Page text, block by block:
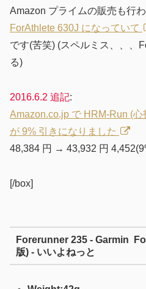
Amazon プライムの販売も行わ
ForAthlete 630J になっていて
です(苦笑) (スペルミス、、、
る)
2016.6.2 追記:
Amazon.co.jp で HRM-Run (
が 9% 引きになりました
48,384 円 → 43,932 円
[/box]
Forerunner 235 - Garmin
版) - いいよねっと